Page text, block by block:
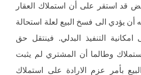
قد استقر على أن استملاك العقار
أن يؤدي الى فسخ البيع لعلة استحالة
امكانية التنفيذ البدلي. فينتقل حق
وطالما أن المشتري لم يثبت
بأمر عزم الارادة على استملاك